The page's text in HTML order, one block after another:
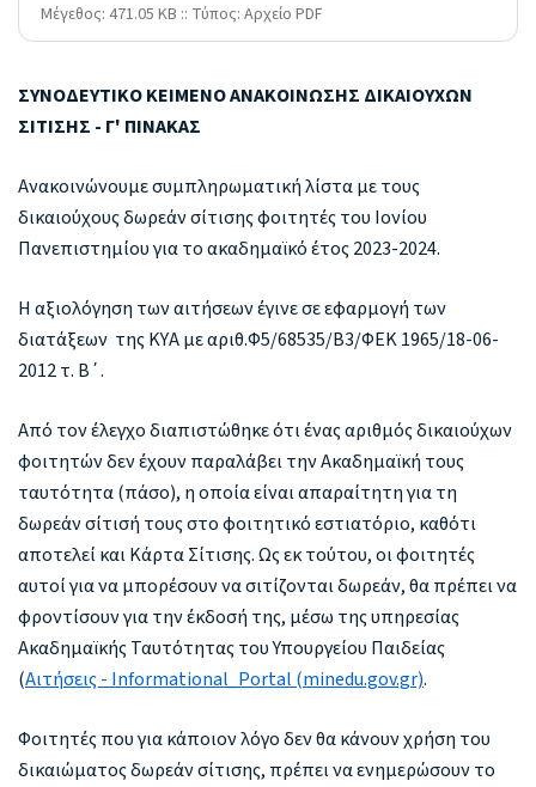
Mέγεθος: 471.05 KB :: Τύπος: Αρχείο PDF
ΣΥΝΟΔΕΥΤΙΚΟ ΚΕΙΜΕΝΟ ΑΝΑΚΟΙΝΩΣΗΣ ΔΙΚΑΙΟΥΧΩΝ
ΣΙΤΙΣΗΣ - Γ' ΠΙΝΑΚΑΣ
Ανακοινώνουμε συμπληρωματική λίστα με τους
δικαιούχους δωρεάν σίτισης φοιτητές του Ιονίου
Πανεπιστημίου για το ακαδημαϊκό έτος 2023-2024.
Η αξιολόγηση των αιτήσεων έγινε σε εφαρμογή των
διατάξεων της ΚΥΑ με αριθ.Φ5/68535/Β3/ΦΕΚ 1965/18-06-
2012 τ. Β΄.
Από τον έλεγχο διαπιστώθηκε ότι ένας αριθμός δικαιούχων
φοιτητών δεν έχουν παραλάβει την Ακαδημαϊκή τους
ταυτότητα (πάσο), η οποία είναι απαραίτητη για τη
δωρεάν σίτισή τους στο φοιτητικό εστιατόριο, καθότι
αποτελεί και Κάρτα Σίτισης. Ως εκ τούτου, οι φοιτητές
αυτοί για να μπορέσουν να σιτίζονται δωρεάν, θα πρέπει να
φροντίσουν για την έκδοσή της, μέσω της υπηρεσίας
Ακαδημαϊκής Ταυτότητας του Υπουργείου Παιδείας
(Αιτήσεις - Informational_Portal (minedu.gov.gr).
Φοιτητές που για κάποιον λόγο δεν θα κάνουν χρήση του
δικαιώματος δωρεάν σίτισης, πρέπει να ενημερώσουν το